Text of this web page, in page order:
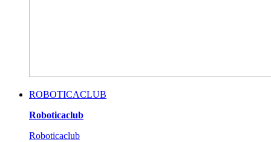
ROBOTICACLUB
Roboticaclub
Roboticaclub